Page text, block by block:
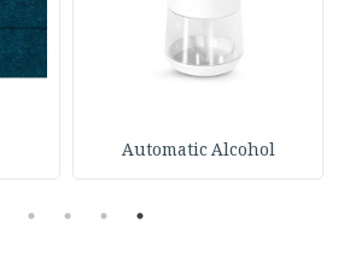
Automatic Alcohol
1
2
3
4